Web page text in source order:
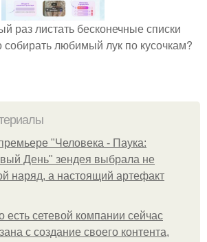
раз листать бесконечные списки
любимый лук по кусочкам?
"Человека - Паука:
День" зендея выбрала не
наряд, а настоящий артефакт
есть сетевой компании сейчас
с создание своего контента,